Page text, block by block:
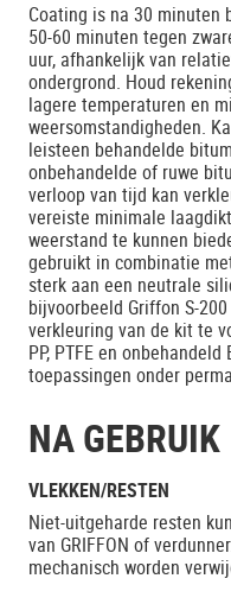
Coating is na 30 minuten
50-60 minuten tegen
uur, afhankelijk van
ondergrond. Houd
lagere temperaturen en
weersomstandigheden.
leisteen behandelde
onbehandelde of ruwe
verloop van tijd kan
vereiste minimale
weerstand te kunnen
gebruikt in combinatie
sterk aan een neutrale
bijvoorbeeld Griffon S-
verkleuring van de kit te
PP, PTFE en
toepassingen onder
NA GEBRUIK
VLEKKEN/RESTEN
Niet-uitgeharde resten
van GRIFFON of
mechanisch worden